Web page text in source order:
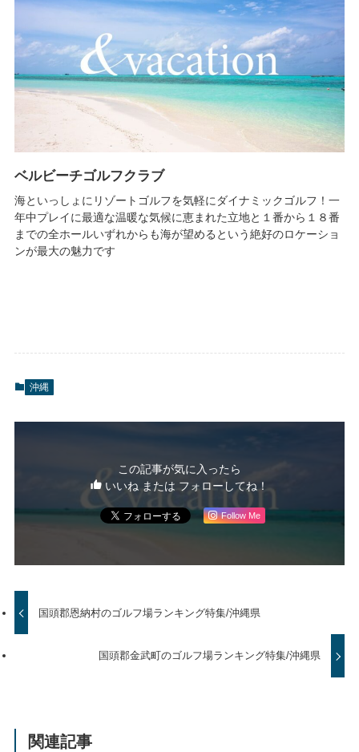
ベルビーチゴルフクラブ
海といっしょにリゾートゴルフを気軽にダイナミックゴルフ！一
年中プレイに最適な温暖な気候に恵まれた立地と１番から１８番
までの全ホールいずれからも海が望めるという絶好のロケーショ
ンが最大の魅力です
沖縄
この記事が気に入ったら
いいね または フォローしてね！
Follow Me
国頭郡恩納村のゴルフ場ランキング特集/沖縄県
国頭郡金武町のゴルフ場ランキング特集/沖縄県
関連記事